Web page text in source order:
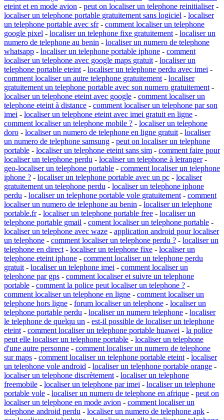
eteint et en mode avion - peut on localiser un telephone reinitialiser-
localiser un telephone portable gratuitement sans logiciel - localiser
un telephone portable avec sfr- comment localiser un telephone
google pixel - localiser un telephone fixe gratuitement - localiser un
numero de telephone au benin - localiser un numero de telephone
whatsapp - localiser un telephone portable iphone - comment
localiser un telephone avec google maps gratuit - localiser un
telephone portable eteint - localiser un telephone perdu avec imei -
comment localiser un autre telephone gratuitement - localiser
gratuitement un telephone portable avec son numero gratuitement -
localiser un telephone eteint avec google - comment localiser un
telephone eteint à distance - comment localiser un telephone par son
imei - localiser un telephone eteint avec imei gratuit en ligne -
comment localiser un telephone mobile ? - localiser un telephone
doro - localiser un numero de telephone en ligne gratuit - localiser
un numero de telephone samsung - peut on localiser un telephone
portable - localiser un telephone eteint sans sim - comment faire pour
localiser un telephone perdu - localiser un telephone à letranger-
geo-localiser un telephone portable - comment localiser un telephone
iphone ? - localiser un telephone portable avec un pc - localiser
gratuitement un telephone perdu - localiser un telephone iphone
perdu - localiser un telephone portable vole gratuitement - comment
localiser un numero de telephone au benin - localiser un telephone
portable.fr- localiser un telephone portable free - localiser un
telephone portable gmail - coment localiser un telephone portable -
localiser un telephone avec waze - application android pour localiser
un telephone - comment localiser un telephone perdu ? - localiser un
telephone en direct - localiser un telephone fixe - localiser un
telephone eteint iphone - comment localiser un telephone perdu
gratuit - localiser un telephone imei - comment localiser un
telephone par gps - comment localiser et suivre un telephone
portable - comment la police peut localiser un telephone ? -
comment localiser un telephone en ligne - comment localiser un
telephone hors ligne - forum localiser un telephone - localiser un
telephone portable perdu - localiser un numero telephone - localiser
le telephone de quelqu un - est-il possible de localiser un telephone
eteint - comment localiser un telephone portable huawei - la police
peut elle localiser un telephone portable - localiser un telephone
d'une autre personne - comment localiser un numero de telephone
sur maps - comment localiser un telephone portable eteint - localiser
un telephone vole android - localiser un telephone portable orange -
localiser un telephone discrètement - localiser un telephone
freemobile - localiser un telephone par imei - localiser un telephone
portable vole - localiser un numero de telephone en afrique - peut on
localiser un telephone en mode avion - comment localiser un
telephone android perdu - localiser un numero de telephone apk -